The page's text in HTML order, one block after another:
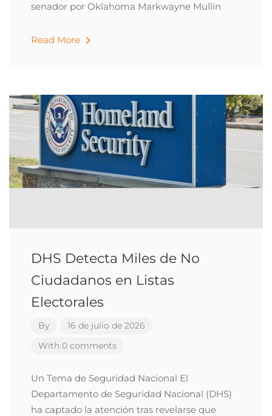
senador por Oklahoma Markwayne Mullin
Read More
DHS Detecta Miles de No
Ciudadanos en Listas
Electorales
By
16 de julio de 2026
With 0 comments
Un Tema de Seguridad Nacional El
Departamento de Seguridad Nacional (DHS)
ha captado la atención tras revelarse que